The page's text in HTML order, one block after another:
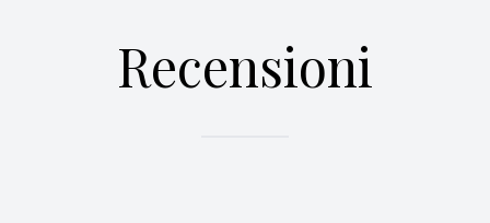
Recensioni